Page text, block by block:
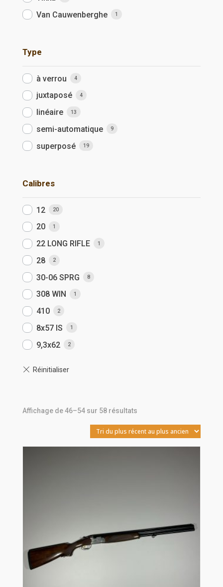
Van Cauwenberghe 1
Type
à verrou 4
juxtaposé 4
linéaire 13
semi-automatique 9
superposé 19
Calibres
12 20
20 1
22 LONG RIFLE 1
28 2
30-06 SPRG 8
308 WIN 1
410 2
8x57 IS 1
9,3x62 2
Affichage de 46–54 sur 58 résultatsTrié
du
plus